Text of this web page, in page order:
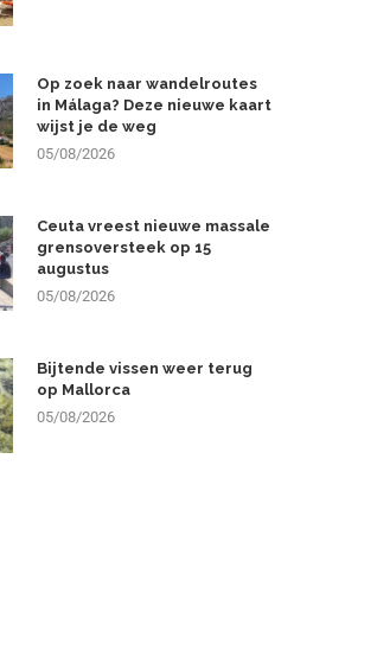
Op zoek naar wandelroutes
in Málaga? Deze nieuwe kaart
wijst je de weg
05/08/2026
Ceuta vreest nieuwe massale
grensoversteek op 15
augustus
05/08/2026
Bijtende vissen weer terug
op Mallorca
05/08/2026